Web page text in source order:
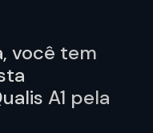
você tem
A1 pela